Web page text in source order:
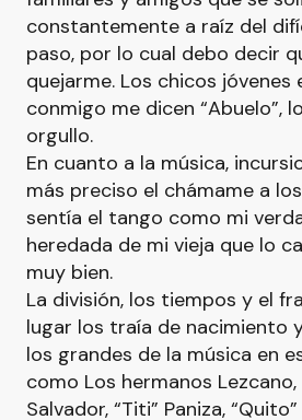
constantemente a raíz del
paso, por lo cual debo decir
quejarme. Los chicos
conmigo me dicen “Abuelo”,
orgullo.
En cuanto a la música,
más preciso el chámame a
sentía el tango como mi
heredada de mi vieja que lo
muy bien.
La división, los tiempos y el
lugar los traía de nacimiento
los grandes de la música en
como Los hermanos
Salvador, “Titi” Paniza,